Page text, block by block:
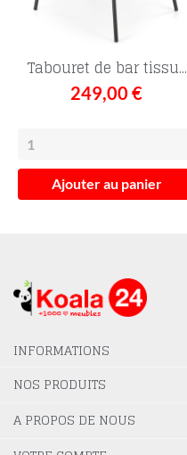
Tabouret de bar tissu...
249,00 €
Ajouter au panier
INFORMATIONS
NOS PRODUITS
A PROPOS DE NOUS